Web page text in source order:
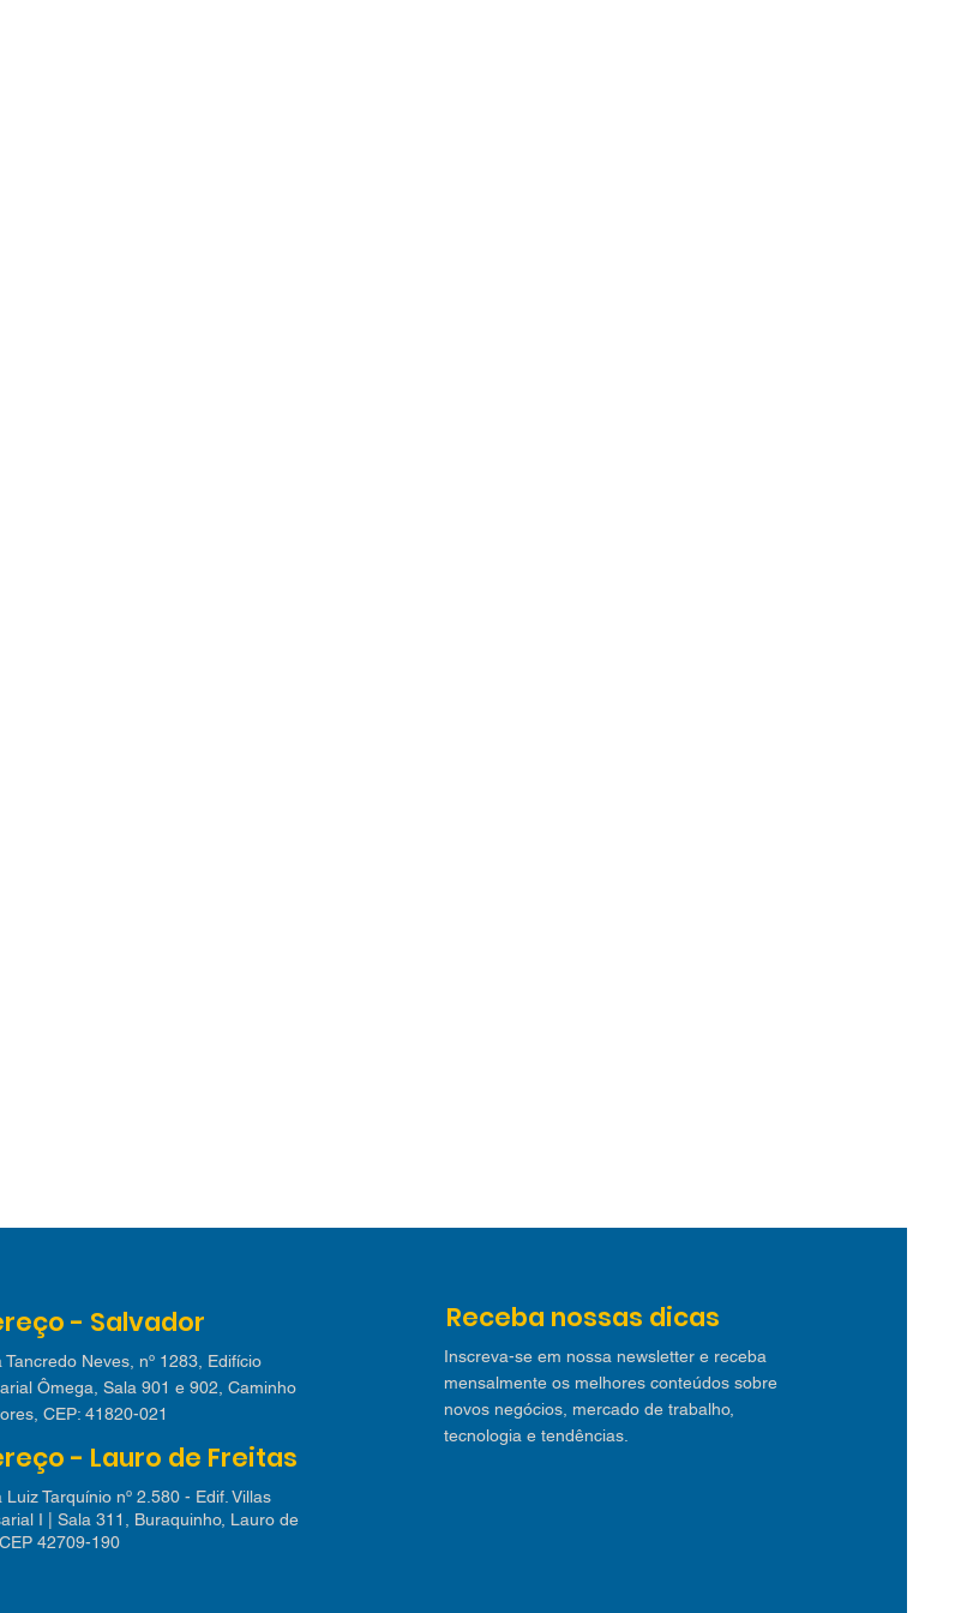
- Salvador
Tancredo Neves, nº 1283, Edifício
Ômega, Sala 901 e 902, Caminho
CEP: 41820-021
- Lauro de Freitas
Luiz Tarquínio nº 2.580 - Edif. Villas
I | Sala 311, Buraquinho, Lauro de
42709-190​
Receba nossas dicas
Inscreva-se em nossa newsletter e receba
mensalmente os melhores conteúdos sobre
novos negócios, mercado de trabalho,
tecnologia e tendências.